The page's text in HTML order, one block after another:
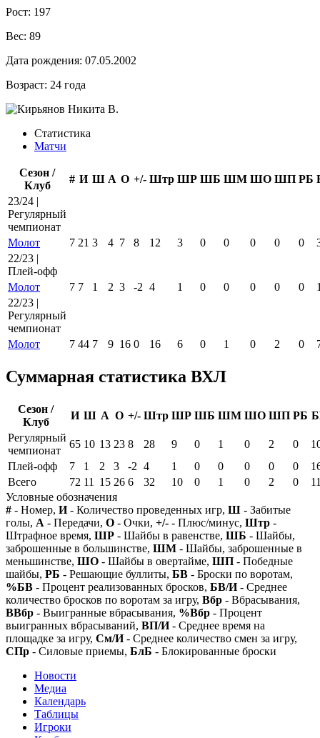
Рост: 197
Вес: 89
Дата рождения: 07.05.2002
Возраст: 24 года
Статистика
Матчи
Сезон /
Клуб
# И Ш А О +/- Штр ШР ШБ ШМ ШО ШП РБ
23/24 |
Регулярный
чемпионат
Молот
7 21 3 4 7 8 12 3 0 0 0 0 0
22/23 |
Плей-офф
Молот
7 7 1 2 3 -2 4 1 0 0 0 0 0
22/23 |
Регулярный
чемпионат
Молот
7 44 7 9 16 0 16 6 0 1 0 2 0
Суммарная статистика ВХЛ
Сезон /
Клуб
И Ш А О +/- Штр ШР ШБ ШМ ШО ШП РБ
Регулярный
чемпионат
65 10 13 23 8 28 9 0 1 0 2 0
Плей-офф
7 1 2 3 -2 4 1 0 0 0 0 0
Всего
72 11 15 26 6 32 10 0 1 0 2 0
Условные обозначения
# - Номер, И- Количество проведенных игр, Ш - Забитые
голы, А - Передачи, О - Очки, +/- - Плюс/минус, Штр -
Штрафное время, ШР - Шайбы в равенстве, ШБ - Шайбы,
заброшенные в большинстве, ШМ - Шайбы, заброшенные в
меньшинстве, ШО - Шайбы в овертайме, ШП - Победные
шайбы, РБ - Решающие буллиты, БВ - Броски по воротам,
%БВ - Процент реализованных бросков, БВ/И- Среднее
количество бросков по воротам за игру, Вбр - Вбрасывания,
ВВбр - Выигранные вбрасывания, %Вбр - Процент
выигранных вбрасываний, ВП/И- Среднее время на
площадке за игру, См/И- Среднее количество смен за игру,
СПр - Силовые приемы, БлБ - Блокированные броски
Новости
Медиа
Календарь
Таблицы
Игроки